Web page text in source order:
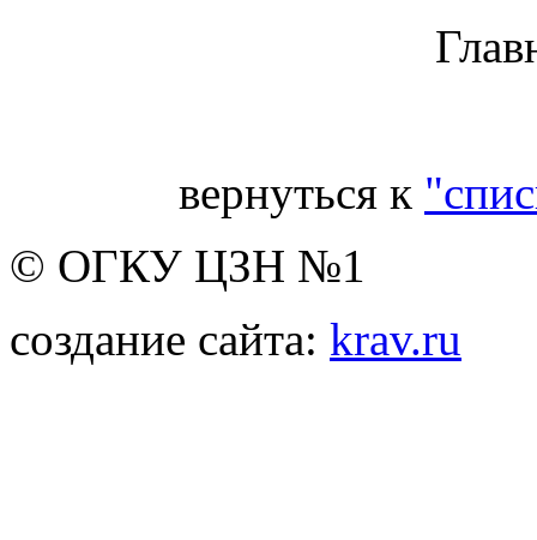
вернуться к
© ОГКУ ЦЗН №1
создание сайта: krav.ru